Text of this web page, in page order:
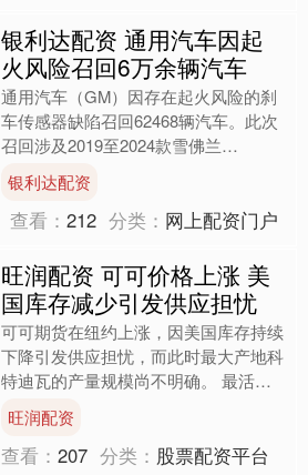
银利达配资 通用汽车因起
火风险召回6万余辆汽车
通用汽车（GM）因存在起火风险的刹
车传感器缺陷召回62468辆汽车。此次
召回涉及2019至2024款雪佛兰
Silverado车型。此次事件凸显出汽车行
业持续面临....
银利达配资
查看：212 分类： 网上配资门户
旺润配资 可可价格上涨 美
国库存减少引发供应担忧
可可期货在纽约上涨，因美国库存持续
下降引发供应担忧，而此时最大产地科
特迪瓦的产量规模尚不明确。 最活跃
合约一度上涨2.7%，至每吨8，928美
元。周三，可可豆库....
旺润配资
查看：207 分类： 股票配资平台